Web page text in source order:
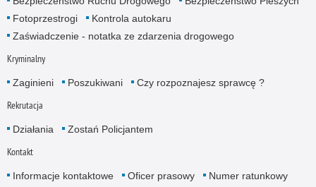
Fotoprzestrogi
Kontrola autokaru
Zaświadczenie - notatka ze zdarzenia drogowego
Kryminalny
Zaginieni Poszukiwani Czy rozpoznajesz sprawcę ?
Rekrutacja
Działania Zostań Policjantem
Kontakt
Informacje kontaktowe Oficer prasowy
Numer ratunkowy